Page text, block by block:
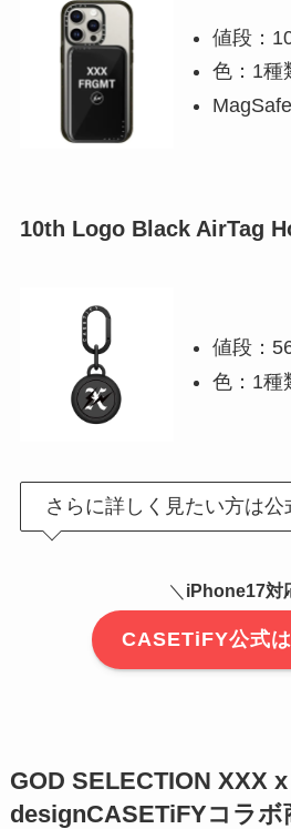
値段：
色：1種
10th Logo Black AirTag
値段：
色：1種
さらに詳しく見たい方は公
＼ iPhone17対
CASETiFY公式
GOD SELECTION XXX
designCASETiFYコラボ